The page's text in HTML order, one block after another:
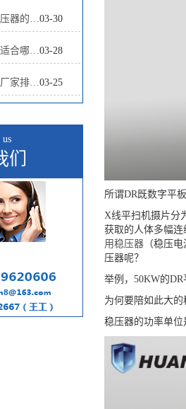
单相稳压器和三相稳压器的区别及选型指南03-30
三相稳压器是什么，适合哪些工厂使用？03-28
2026年热门的稳压器厂家排名前十有哪些？最新榜单解读03-25
us
们
所谓DR既数字平板
X线平扫机摄片分
获取的人体多幅连
用稳压器 （稳压
压器呢？
举例， 50KW的DR
为何要陪如此大
稳压器的功率单位